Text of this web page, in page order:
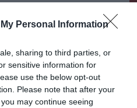
Personal Information
sharing to third parties, or
sensitive information for
use the below opt-out
Please note that after your
may continue seeing
kereket, mégpedig a 15.
a 26. körben hajtott a
maradt, Sainz megőrizte a
a remekül rajtoló, majd a
zárkózott fel.